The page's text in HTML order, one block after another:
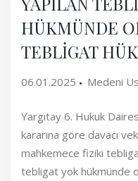
HÜKMÜNDE
TEBLİGAT
06.01.2025 Medeni
Yargıtay 6. Hukuk
kararına göre davacı
mahkemece fiziki
tebligat yok hükmünde